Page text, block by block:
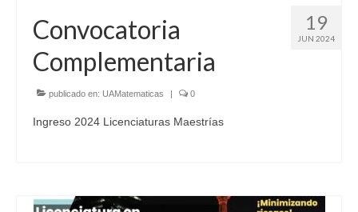
19
JUN 2024
Convocatoria
Complementaria
publicado en: UAMatematicas | 0
Ingreso 2024 Licenciaturas Maestrías